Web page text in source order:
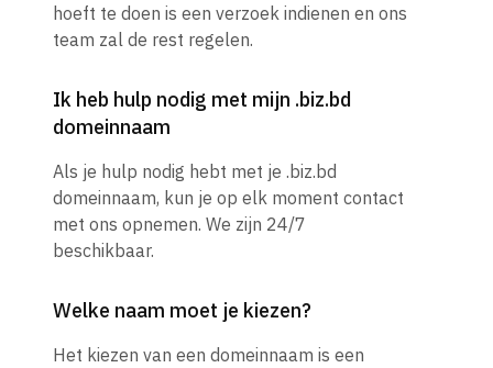
hoeft te doen is een verzoek indienen en ons
team zal de rest regelen.
Ik heb hulp nodig met mijn .biz.bd
domeinnaam
Als je hulp nodig hebt met je .biz.bd
domeinnaam, kun je op elk moment contact
met ons opnemen. We zijn 24/7
beschikbaar.
Welke naam moet je kiezen?
Het kiezen van een domeinnaam is een